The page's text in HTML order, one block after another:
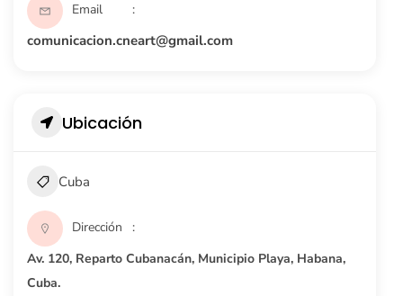
Email
comunicacion.cneart@gmail.com
Ubicación
Cuba
Dirección
Av. 120, Reparto Cubanacán, Municipio Playa, Habana,
Cuba.